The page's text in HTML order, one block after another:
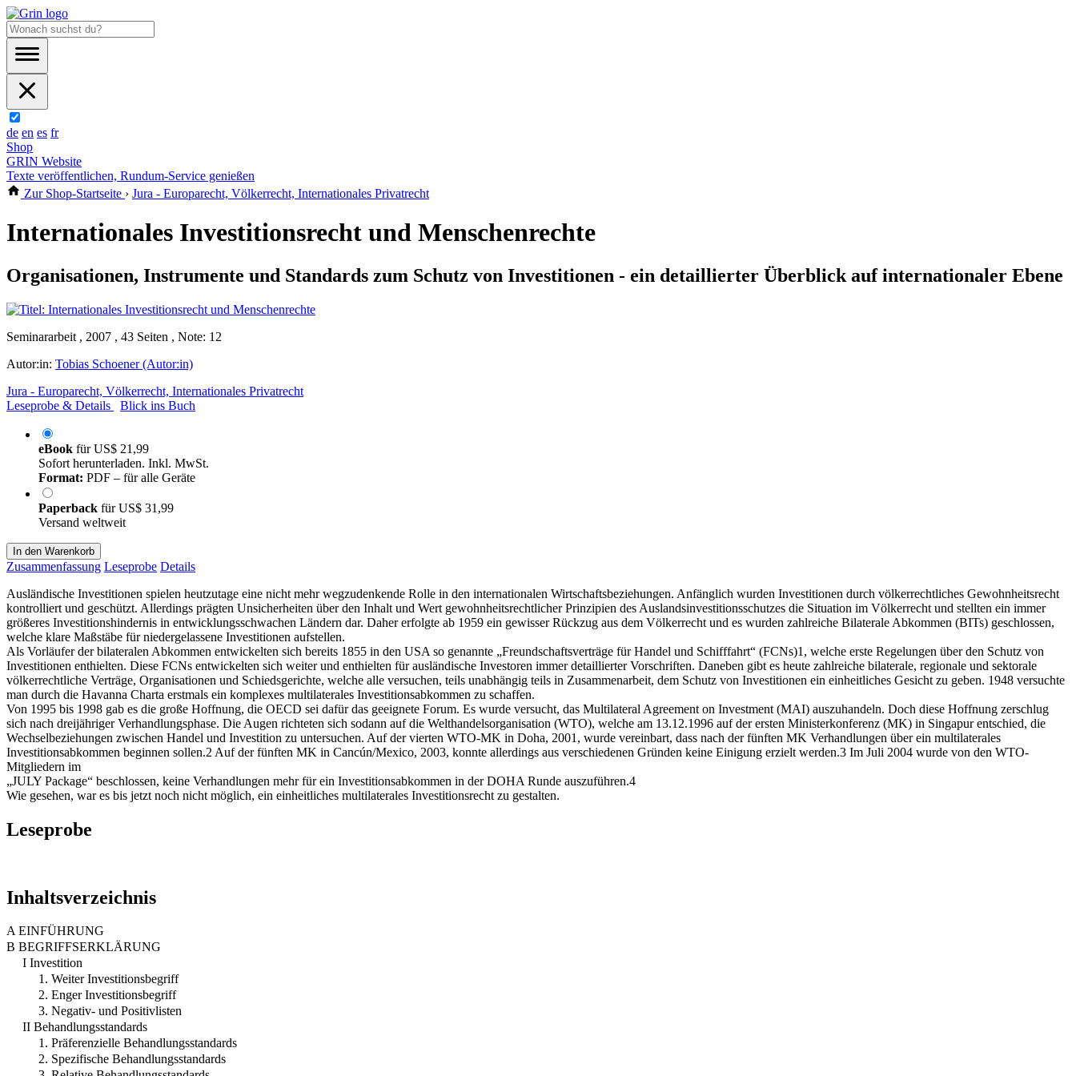
de en es fr
Shop
GRIN Website
Texte veröffentlichen, Rundum-Service genießen
Zur Shop-Startseite › Jura - Europarecht, Völkerrecht, Internationales Privatrecht
Internationales Investitionsrecht und Menschenrechte
Organisationen, Instrumente und Standards zum Schutz von Investitionen - ein detaillierter Überblick auf internationaler Ebene
Seminararbeit , 2007 , 43 Seiten , Note: 12
Autor:in: Tobias Schoener (Autor:in)
Jura - Europarecht, Völkerrecht, Internationales Privatrecht
Leseprobe & Details
Blick ins Buch
eBook fürUS$ 21,99
Sofort herunterladen. Inkl. MwSt.
Format: PDF – für alle Geräte
Paperback fürUS$ 31,99
Versand weltweit
In den Warenkorb
Zusammenfassung Leseprobe Details
Ausländische Investitionen spielen heutzutage eine nicht mehr wegzudenkende Rolle in den internationalen Wirtschaftsbeziehungen. Anfänglich wurden Investitionen durch völkerrechtliches Gewohnheitsrecht
kontrolliert und geschützt. Allerdings prägten Unsicherheiten über den Inhalt und Wert gewohnheitsrechtlicher Prinzipien des Auslandsinvestitionsschutzes die Situation im Völkerrecht und stellten ein immer
größeres Investitionshindernis in entwicklungsschwachen Ländern dar. Daher erfolgte ab 1959 ein gewisser Rückzug aus dem Völkerrecht und es wurden zahlreiche Bilaterale Abkommen (BITs) geschlossen,
welche klare Maßstäbe für niedergelassene Investitionen aufstellen.
Als Vorläufer der bilateralen Abkommen entwickelten sich bereits 1855 in den USA so genannte „Freundschaftsverträge für Handel und Schifffahrt“ (FCNs)1, welche erste Regelungen über den Schutz von
Investitionen enthielten. Diese FCNs entwickelten sich weiter und enthielten für ausländische Investoren immer detaillierter Vorschriften. Daneben gibt es heute zahlreiche bilaterale, regionale und sektorale
völkerrechtliche Verträge, Organisationen und Schiedsgerichte, welche alle versuchen, teils unabhängig teils in Zusammenarbeit, dem Schutz von Investitionen ein einheitliches Gesicht zu geben. 1948 versuchte
man durch die Havanna Charta erstmals ein komplexes multilaterales Investitionsabkommen zu schaffen.
Von 1995 bis 1998 gab es die große Hoffnung, die OECD sei dafür das geeignete Forum. Es wurde versucht, das Multilateral Agreement on Investment (MAI) auszuhandeln. Doch diese Hoffnung zerschlug
sich nach dreijähriger Verhandlungsphase. Die Augen richteten sich sodann auf die Welthandelsorganisation (WTO), welche am 13.12.1996 auf der ersten Ministerkonferenz (MK) in Singapur entschied, die
Wechselbeziehungen zwischen Handel und Investition zu untersuchen. Auf der vierten WTO-MK in Doha, 2001, wurde vereinbart, dass nach der fünften MK Verhandlungen über ein multilaterales
Investitionsabkommen beginnen sollen.2 Auf der fünften MK in Cancún/Mexico, 2003, konnte allerdings aus verschiedenen Gründen keine Einigung erzielt werden.3 Im Juli 2004 wurde von den WTO-
Mitgliedern im
„JULY Package“ beschlossen, keine Verhandlungen mehr für ein Investitionsabkommen in der DOHA Runde auszuführen.4
Wie gesehen, war es bis jetzt noch nicht möglich, ein einheitliches multilaterales Investitionsrecht zu gestalten.
Leseprobe
Inhaltsverzeichnis
A EINFÜHRUNG
B BEGRIFFSERKLÄRUNG
I Investition
1. Weiter Investitionsbegriff
2. Enger Investitionsbegriff
3. Negativ- und Positivlisten
II Behandlungsstandards
1. Präferenzielle Behandlungsstandards
2. Spezifische Behandlungsstandards